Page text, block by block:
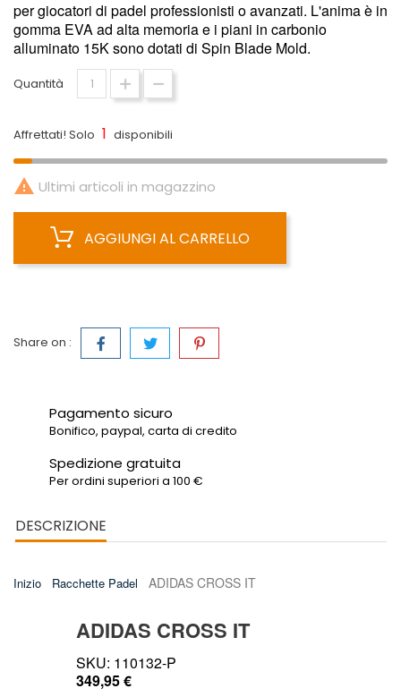
per giocatori di padel professionisti o avanzati. L'anima è in
gomma EVA ad alta memoria e i piani in carbonio
alluminato 15K sono dotati di Spin Blade Mold.
Quantità
Affrettati! Solo 1 disponibili
 Ultimi articoli in magazzino
AGGIUNGI AL CARRELLO
Share on :
Pagamento sicuro
Bonifico, paypal, carta di credito
Spedizione gratuita
Per ordini superiori a 100 €
DESCRIZIONE
Inizio Racchette Padel ADIDAS CROSS IT
ADIDAS CROSS IT
SKU: 110132-P
349,95 €